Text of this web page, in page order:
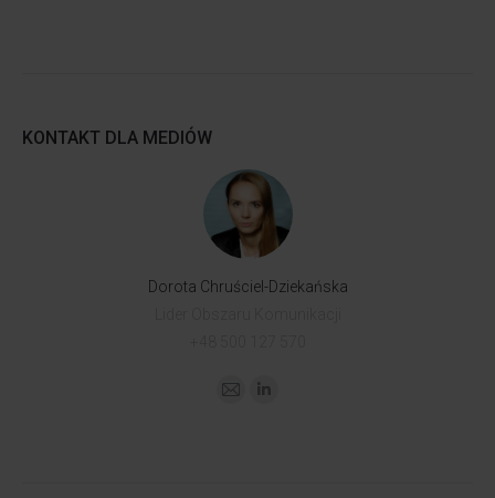
KONTAKT DLA MEDIÓW
Dorota Chruściel-Dziekańska